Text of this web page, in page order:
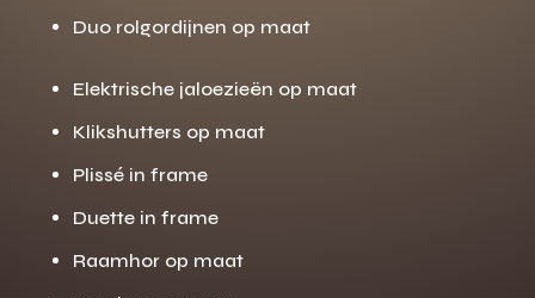
Duo rolgordijnen op maat
Elektrische jaloezieën op maat
Klikshutters op maat
Plissé in frame
Duette in frame
Raamhor op maat